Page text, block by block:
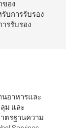
ของ
บการรับรอง
รรับรอง
อาหารและ
ม และ
ตรฐานความ